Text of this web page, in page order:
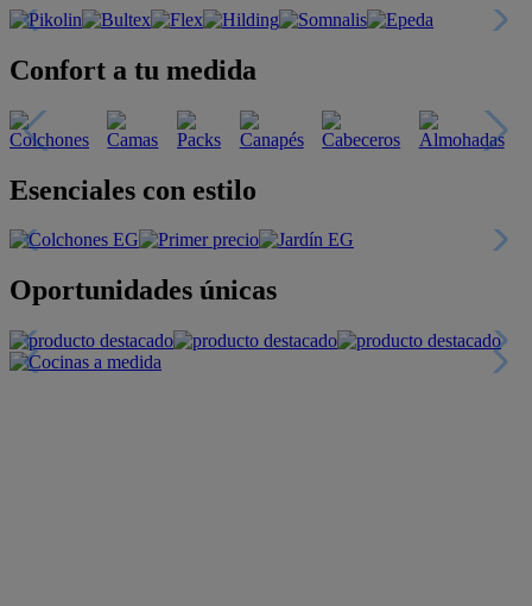
Confort a tu medida
Esenciales con estilo
Oportunidades únicas